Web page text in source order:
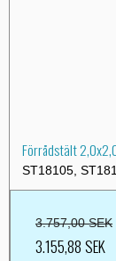
Förrådstält
ST18105,
3.757,00 SEK
3.155,88 SEK